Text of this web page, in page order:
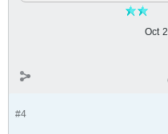
Oct
#4